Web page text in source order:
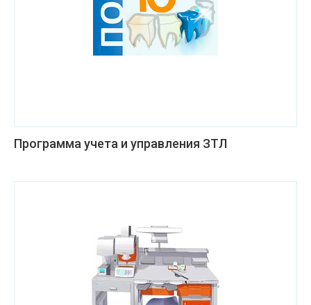
Программа учета и управления ЗТЛ